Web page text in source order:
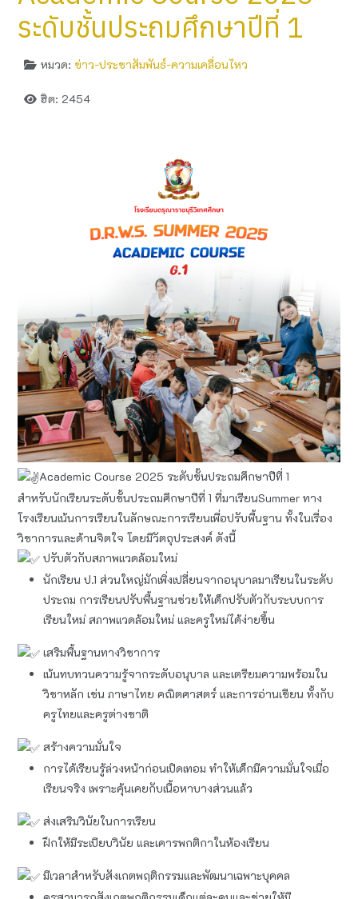
ระดับชั้นประถมศึกษาปีที่ 1
หมวด: ข่าว-ประชาสัมพันธ์-ความเคลื่อนไหว
ฮิต: 2454
Academic Course 2025 ระดับชั้นประถมศึกษาปีที่ 1
สำหรับนักเรียนระดับชั้นประถมศึกษาปีที่ 1 ที่มาเรียนSummer ทาง
โรงเรียนเน้นการเรียนในลักษณะการเรียนเพื่อปรับพื้นฐาน ทั้งในเรื่อง
วิชาการและด้านจิตใจ โดยมีวัตถุประสงค์ ดังนี้
ปรับตัวกับสภาพแวดล้อมใหม่
นักเรียน ป.1 ส่วนใหญ่มักเพิ่งเปลี่ยนจากอนุบาลมาเรียนในระดับ
ประถม การเรียนปรับพื้นฐานช่วยให้เด็กปรับตัวกับระบบการ
เรียนใหม่ สภาพแวดล้อมใหม่ และครูใหม่ได้ง่ายขึ้น
เสริมพื้นฐานทางวิชาการ
เน้นทบทวนความรู้จากระดับอนุบาล และเตรียมความพร้อมใน
วิชาหลัก เช่น ภาษาไทย คณิตศาสตร์ และการอ่านเขียน ทั้งกับ
ครูไทยและครูต่างชาติ
สร้างความมั่นใจ
การได้เรียนรู้ล่วงหน้าก่อนเปิดเทอม ทำให้เด็กมีความมั่นใจเมื่อ
เรียนจริง เพราะคุ้นเคยกับเนื้อหาบางส่วนแล้ว
ส่งเสริมวินัยในการเรียน
ฝึกให้มีระเบียบวินัย และเคารพกติกาในห้องเรียน
มีเวลาสำหรับสังเกตพฤติกรรมและพัฒนาเฉพาะบุคคล